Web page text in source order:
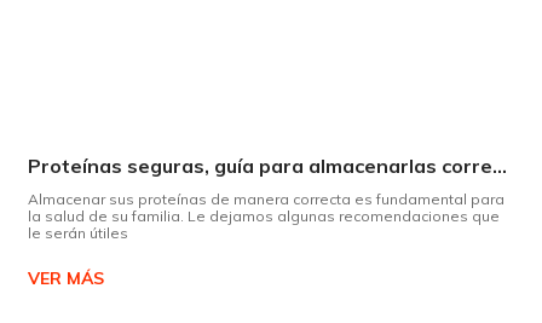
Proteínas seguras, guía para almacenarlas correctamente Copiar
Almacenar sus proteínas de manera correcta es fundamental para
la salud de su familia. Le dejamos algunas recomendaciones que
le serán útiles
VER MÁS